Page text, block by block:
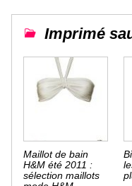
Imprimé
Maillot de bain
H&M été 2011 :
sélection maillots